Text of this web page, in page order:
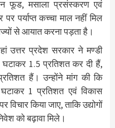
फूड, मसाला प्रसंस्करण एवं
पर पर्याप्त कच्चा माल नहीं मिल
से आयात करना पड़ता है।
उत्तर प्रदेश सरकार ने मण्डी
1.5 प्रतिशत कर दी हैं,
हैं। उन्होंने मांग की कि
1 प्रतिशत एवं विकास
किया जाए, ताकि उद्योगों
को बढ़ावा मिले।